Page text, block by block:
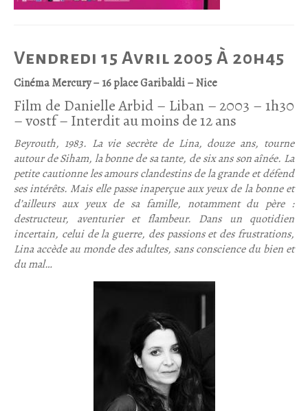
Vendredi 15 Avril 2005 À 20h45
Cinéma Mercury – 16 place Garibaldi – Nice
Film de Danielle Arbid – Liban – 2003 – 1h30
– vostf – Interdit au moins de 12 ans
Beyrouth, 1983. La vie secrète de Lina, douze ans, tourne
autour de Siham, la bonne de sa tante, de six ans son aînée. La
petite cautionne les amours clandestins de la grande et défend
ses intérêts. Mais elle passe inaperçue aux yeux de la bonne et
d’ailleurs aux yeux de sa famille, notamment du père :
destructeur, aventurier et flambeur. Dans un quotidien
incertain, celui de la guerre, des passions et des frustrations,
Lina accède au monde des adultes, sans conscience du bien et
du mal…